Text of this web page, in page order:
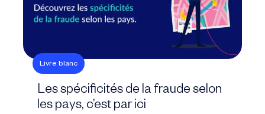
Livre blanc
Les spécificités de la fraude selon
les pays, c’est par ici